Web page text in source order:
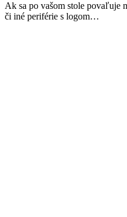
Ak sa po vašom stole povaľuje
či iné periférie s logom…